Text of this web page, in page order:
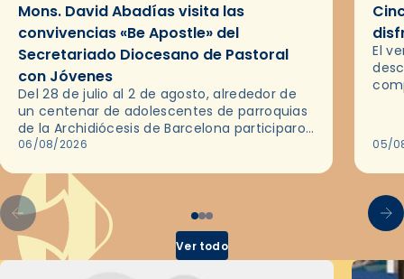
Mons. David Abadías visita las
convivencias «Be Apostle» del
Secretariado Diocesano de Pastoral
con Jóvenes
Del 28 de julio al 2 de agosto, alrededor de
un centenar de adolescentes de parroquias
de la Archidiócesis de Barcelona participaron
en las convivencias Be Apostle, organizadas
06/08/2026
El
05/
Ver todo